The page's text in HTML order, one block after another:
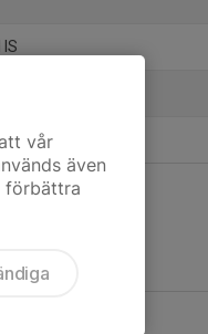
vår
även
förbättra